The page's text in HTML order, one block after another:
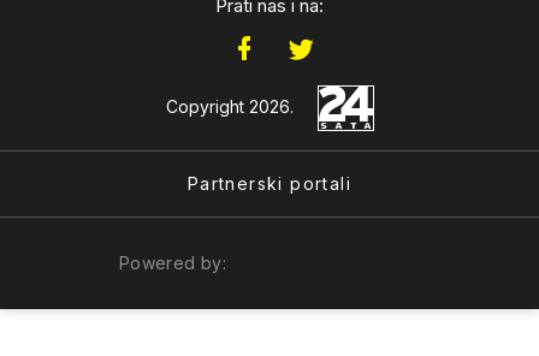
Prati nas i na:
Copyright 2026.
Partnerski portali
Powered by: